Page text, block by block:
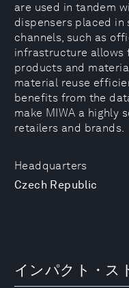
Headquarters
Czech Republic
are used in tandem
dispensers placed in
channels, such as
infrastructure
products and
material reuse
benefits from the
make MIWA a highly
retailers and brands.
インパクト・ス